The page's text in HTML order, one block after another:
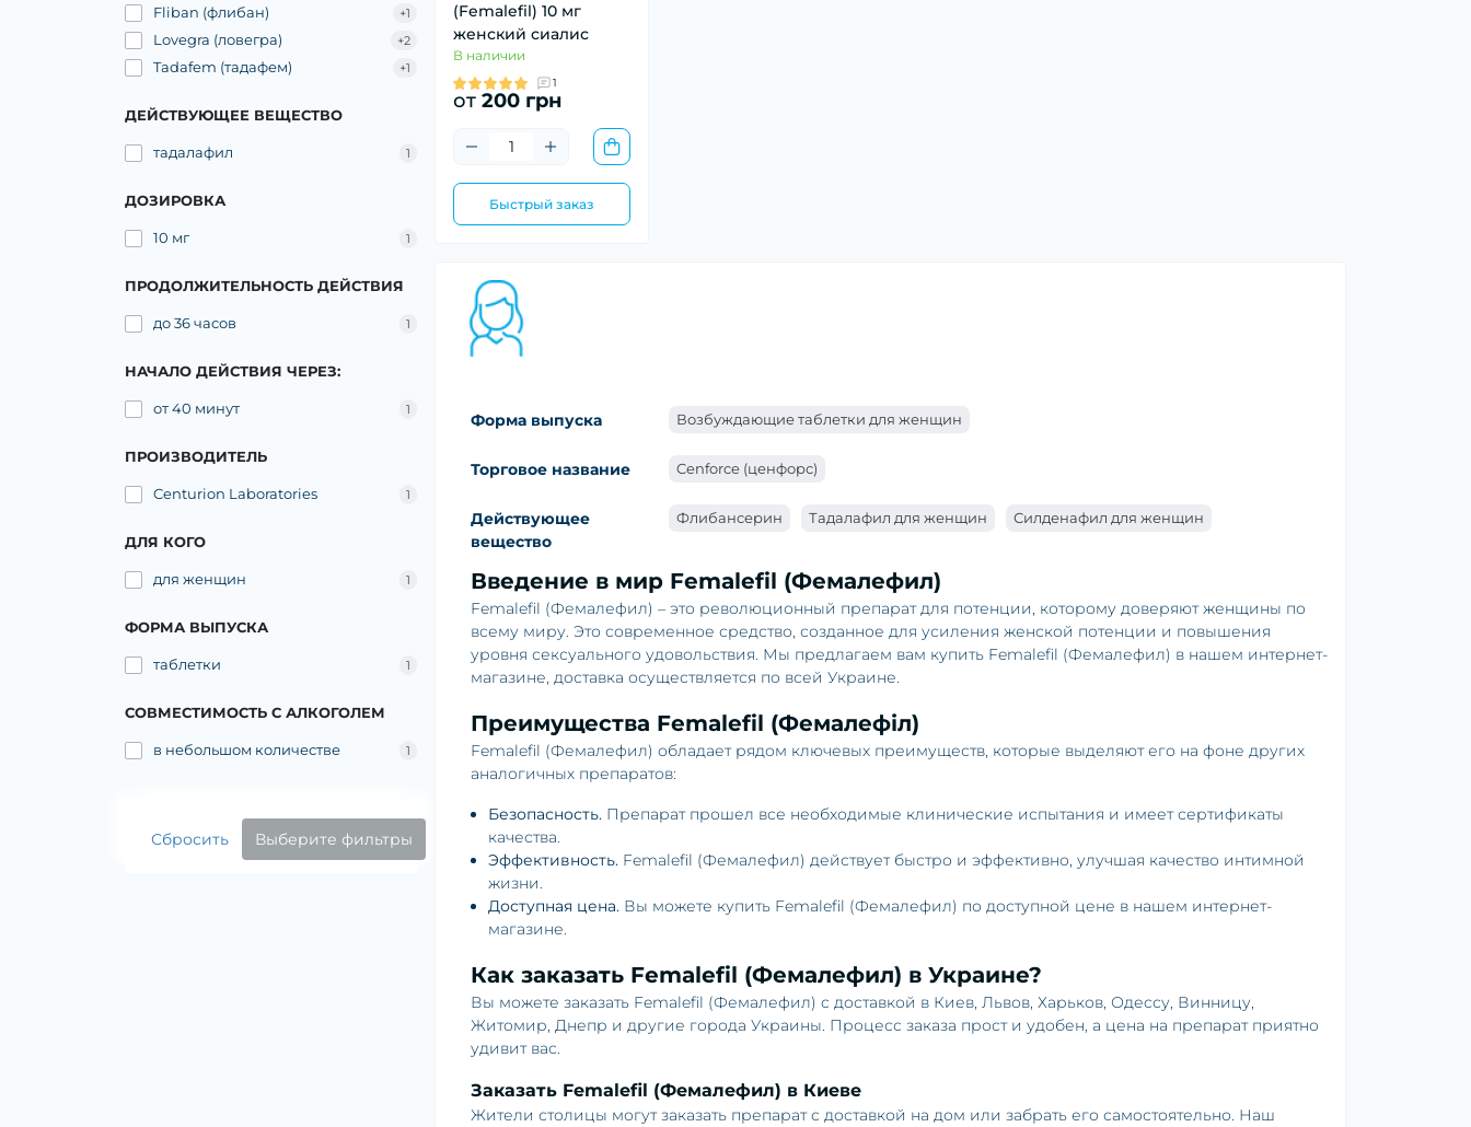
Fliban (флибан) +1
Lovegra (ловегра) +2
Tadafem (тадафем) +1
ДЕЙСТВУЮЩЕЕ ВЕЩЕСТВО
тадалафил 1
ДОЗИРОВКА
10 мг 1
ПРОДОЛЖИТЕЛЬНОСТЬ ДЕЙСТВИЯ
до 36 часов 1
НАЧАЛО ДЕЙСТВИЯ ЧЕРЕЗ:
от 40 минут 1
ПРОИЗВОДИТЕЛЬ
Centurion Laboratories 1
ДЛЯ КОГО
для женщин 1
ФОРМА ВЫПУСКА
таблетки 1
СОВМЕСТИМОСТЬ С АЛКОГОЛЕМ
в небольшом количестве 1
Сбросить Выберите фильтры
(Femalefil) 10 мг
женский сиалис
В наличии
1
от 200 грн
Быстрый заказ
Форма выпуска Возбуждающие таблетки для женщин
Торговое название Cenforce (ценфорс)
Действующее
вещество
Флибансерин Тадалафил для женщин Силденафил для женщин
Введение в мир Femalefil (Фемалефил)
Femalefil (Фемалефил) – это революционный препарат для потенции, которому доверяют женщины по
всему миру. Это современное средство, созданное для усиления женской потенции и повышения
уровня сексуального удовольствия. Мы предлагаем вам купить Femalefil (Фемалефил) в нашем интернет-
магазине, доставка осуществляется по всей Украине.
Преимущества Femalefil (Фемалефіл)
Femalefil (Фемалефил) обладает рядом ключевых преимуществ, которые выделяют его на фоне других
аналогичных препаратов:
Безопасность. Препарат прошел все необходимые клинические испытания и имеет сертификаты
качества.
Эффективность. Femalefil (Фемалефил) действует быстро и эффективно, улучшая качество интимной
жизни.
Доступная цена. Вы можете купить Femalefil (Фемалефил) по доступной цене в нашем интернет-
магазине.
Как заказать Femalefil (Фемалефил) в Украине?
Вы можете заказать Femalefil (Фемалефил) с доставкой в Киев, Львов, Харьков, Одессу, Винницу,
Житомир, Днепр и другие города Украины. Процесс заказа прост и удобен, а цена на препарат приятно
удивит вас.
Заказать Femalefil (Фемалефил) в Киеве
Жители столицы могут заказать препарат с доставкой на дом или забрать его самостоятельно. Наш